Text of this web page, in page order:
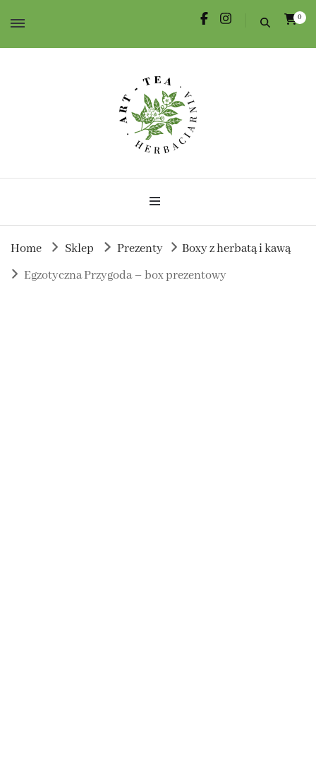
0
Herbaciarnia Art-Tea
Home Sklep Prezenty
Boxy z herbatą i kawą
Egzotyczna Przygoda – box prezentowy